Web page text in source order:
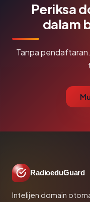
Periksa
dalam
Tanpa
RadioeduGuard
Intelijen domain